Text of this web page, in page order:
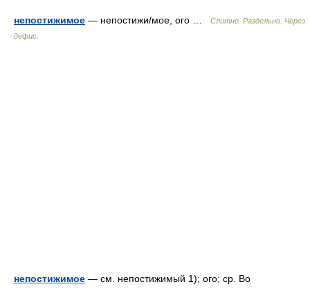
непостижимое — непостижи/мое, ого …
Слитно. Раздельно. Через
дефис.
непостижимое — см. непостижимый 1); ого; ср. Во